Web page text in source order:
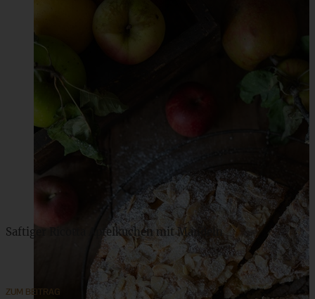
Saftiger Ricotta Apfelkuchen mit Mandeln
ZUM BEITRAG